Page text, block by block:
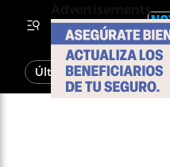
Última Hora Noticias
Advertisements